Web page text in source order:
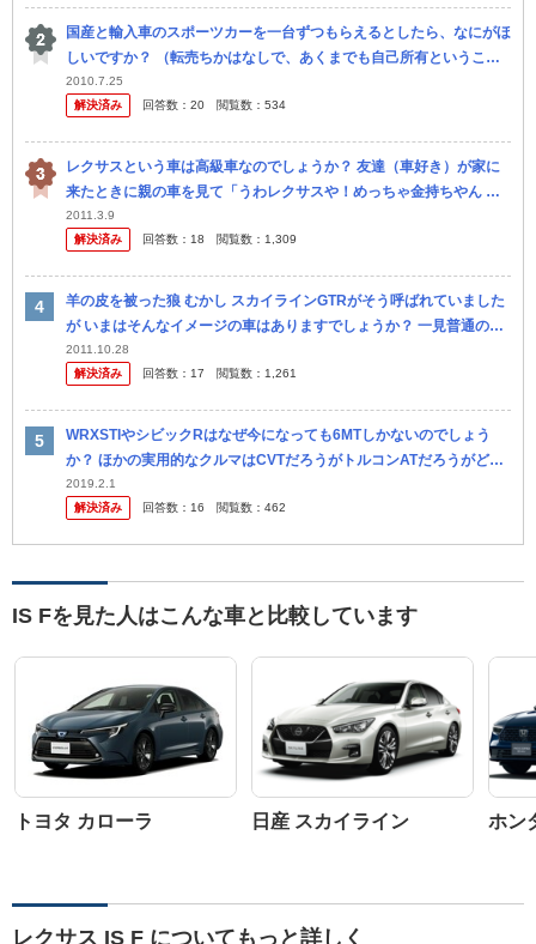
国産と輸入車のスポーツカーを一台ずつもらえるとしたら、なにがほ
しいですか？ （転売ちかはなしで、あくまでも自己所有ということ
で）
2010.7.25
解決済み
回答数： 20 閲覧数： 534
レクサスという車は高級車なのでしょうか？ 友達（車好き）が家に
来たときに親の車を見て「うわレクサスや！めっちゃ金持ちやん 羨
ましいなぁ」とか言われました。 僕は車に興味がないので分らない
のですが、 実
2011.3.9
解決済み
回答数： 18 閲覧数： 1,309
羊の皮を被った狼 むかし スカイラインGTRがそう呼ばれていました
が いまはそんなイメージの車はありますでしょうか？ 一見普通の車
だけど、すごいエンジンの車 ISFは気に入りません GTRは見...
2011.10.28
解決済み
回答数： 17 閲覧数： 1,261
WRXSTIやシビックRはなぜ今になっても6MTしかないのでしょう
か？ ほかの実用的なクルマはCVTだろうがトルコンATだろうがどう
でもいいですけど、上記の二台は世界でも通用するしない云々言い
た...
2019.2.1
解決済み
回答数： 16 閲覧数： 462
IS Fを見た人はこんな車と比較しています
トヨタ カローラ 日産 スカイライン ホン
レクサス IS F についてもっと詳しく